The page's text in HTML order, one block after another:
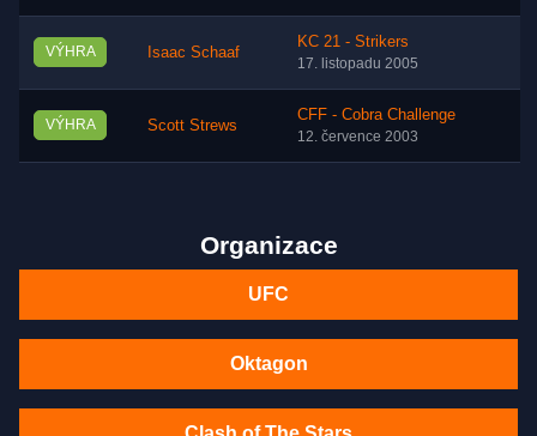
VÝHRA Isaac Schaaf
KC 21 - Strikers
17. listopadu 2005
VÝHRA Scott Strews
CFF - Cobra Challenge
12. července 2003
Organizace
UFC
Oktagon